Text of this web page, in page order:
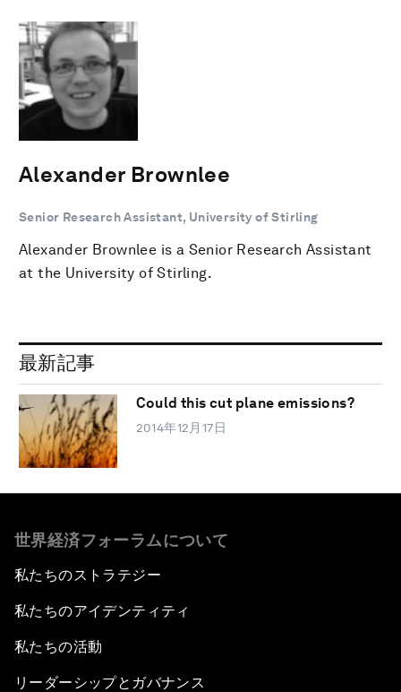
Alexander Brownlee
Senior Research Assistant, University of Stirling
Alexander Brownlee is a Senior Research Assistant
at the University of Stirling.
最新記事
Could this cut plane emissions?
2014年12月17日
世界経済フォーラムについて
私たちのストラテジー
私たちのアイデンティティ
私たちの活動
リーダーシップとガバナンス